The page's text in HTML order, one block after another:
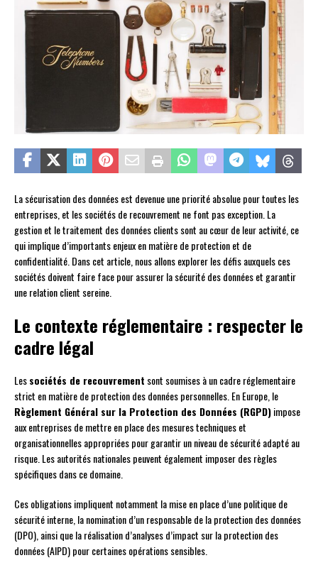
La sécurisation des données est devenue une priorité absolue pour toutes les
entreprises, et les sociétés de recouvrement ne font pas exception. La
gestion et le traitement des données clients sont au cœur de leur activité, ce
qui implique d’importants enjeux en matière de protection et de
confidentialité. Dans cet article, nous allons explorer les défis auxquels ces
sociétés doivent faire face pour assurer la sécurité des données et garantir
une relation client sereine.
Le contexte réglementaire : respecter le
cadre légal
Lessociétés de recouvrement sont soumises à un cadre réglementaire
strict en matière de protection des données personnelles. En Europe, le
Règlement Général sur la Protection des Données (RGPD)impose
aux entreprises de mettre en place des mesures techniques et
organisationnelles appropriées pour garantir un niveau de sécurité adapté au
risque. Les autorités nationales peuvent également imposer des règles
spécifiques dans ce domaine.
Ces obligations impliquent notamment la mise en place d’une politique de
sécurité interne, la nomination d’un responsable de la protection des données
(DPO), ainsi que la réalisation d’analyses d’impact sur la protection des
données (AIPD) pour certaines opérations sensibles.